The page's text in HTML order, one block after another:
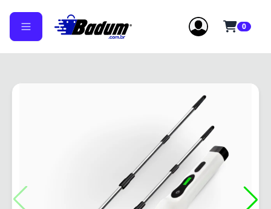
Não foi possível concluir, tente
novamente!
0